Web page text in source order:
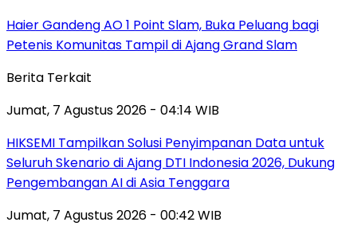
Haier Gandeng AO 1 Point Slam, Buka Peluang bagi
Petenis Komunitas Tampil di Ajang Grand Slam
Berita Terkait
Jumat, 7 Agustus 2026 - 04:14 WIB
HIKSEMI Tampilkan Solusi Penyimpanan Data untuk
Seluruh Skenario di Ajang DTI Indonesia 2026, Dukung
Pengembangan AI di Asia Tenggara
Jumat, 7 Agustus 2026 - 00:42 WIB